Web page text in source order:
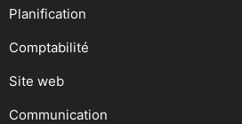
Planification
Comptabilité
Site web
Communication